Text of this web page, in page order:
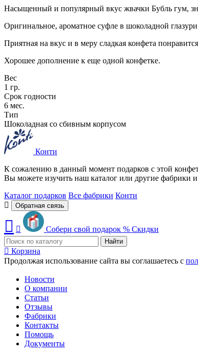
Насыщенный и популярный вкус жвачки Бубль гум,
Оригинальное, ароматное суфле в шоколадной
Приятная на вкус и в меру сладкая конфета
Хорошее дополнение к еще одной конфетке.
Вес
1 гр.
Срок годности
6 мес.
Тип
Шоколадная со сбивным корпусом
Конти
К сожалению в данный момент подарков с этой
Вы можете изучить наш каталог или другие фабрики
Каталог подарков Все фабрики Конти
Обратная связь
Собери свой подарок % Скидки
Найти
Корзина
Продолжая использование сайта вы соглашаетесь с
Новости
О компании
Статьи
Отзывы
Фабрики
Контакты
Помощь
Документы